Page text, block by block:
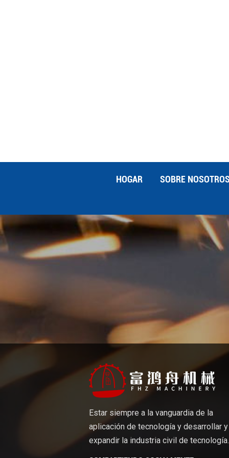
HOGAR SOBRE NOSOTROS
Estar siempre a la vanguardia de la
aplicación de tecnología y desarrollar y
expandir la industria civil de tecnología.